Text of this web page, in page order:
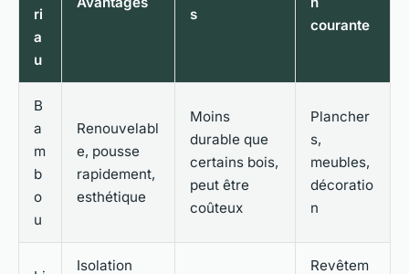
ri
a
u
s
courante
B
a
m
b
o
u
Renouvelabl
e, pousse
rapidement,
esthétique
Moins
durable que
certains bois,
peut être
coûteux
Plancher
s,
meubles,
décoratio
n
Isolation
Revêtem